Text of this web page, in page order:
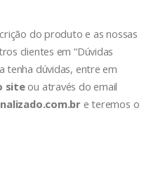
do produto e as nossas
clientes em “Dúvidas
tenha dúvidas, entre em
siteou através do email
e teremos o